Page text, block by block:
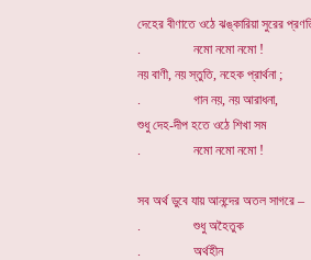
দেহের বীণাতে ওঠে ঝঙ্কারিয়া সুরের
. নমো নমো নমো !
নয় বাণী, নয় স্তুতি, নহেক প্রার্থনা ;
. গান নয়, নয় আরাধনা,
শুধু দেহ-দীপ হতে ওঠে শিখা সম
. নমো নমো নমো !
সব অর্থ ডুবে যায় আনন্দের অতল সাগরে –
. শুধু অহৈতুক
. অর্থহীন